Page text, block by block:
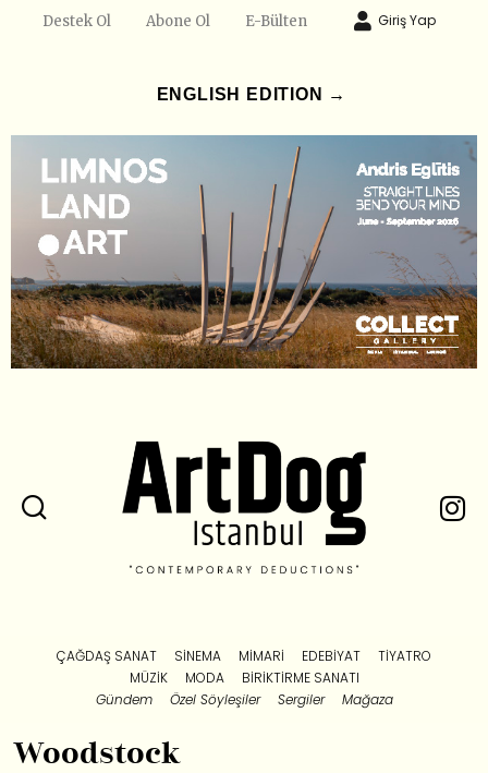
Destek Ol Abone Ol E-Bülten Giriş Yap
ENGLISH EDITION →
ÇAĞDAŞ SANAT SINEMA MIMARI EDEBIYAT
TIYATRO
MÜZIK
MODA
BIRIKTIRME SANATI
Gündem
Özel Söyleşiler Sergiler Mağaza
Woodstock